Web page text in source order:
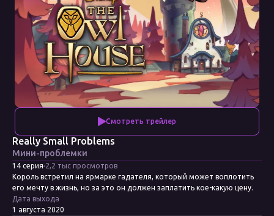
Смотреть трейлер
Really Small Problems
Мини-проблемки
14 серия 2,2 тыс просмотров
Король встретил на ярмарке гадателя, который может воплотить
его мечту в жизнь, но за это он должен заплатить кое-какую цену.
Дата выхода
1 августа 2020